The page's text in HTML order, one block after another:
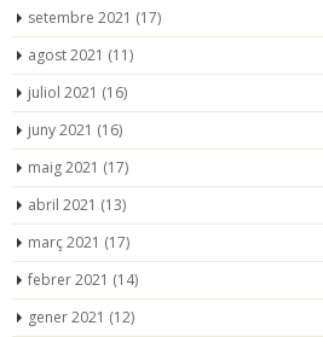
setembre 2021 (17)
agost 2021 (11)
juliol 2021 (16)
juny 2021 (16)
maig 2021 (17)
abril 2021 (13)
març 2021 (17)
febrer 2021 (14)
gener 2021 (12)